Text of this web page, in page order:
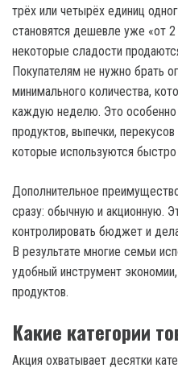
трёх или четырёх единиц
становятся дешевле уже «от
некоторые сладости
Покупателям не нужно брать
минимального количества,
каждую неделю. Это
продуктов, выпечки,
которые используются быстро
Дополнительное
сразу: обычную и акционную.
контролировать бюджет и
В результате многие семьи
удобный инструмент
продуктов.
Какие категории
Акция охватывает десятки